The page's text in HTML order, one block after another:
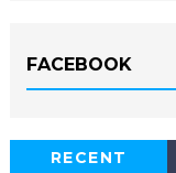
FACEBOOK
RECENT